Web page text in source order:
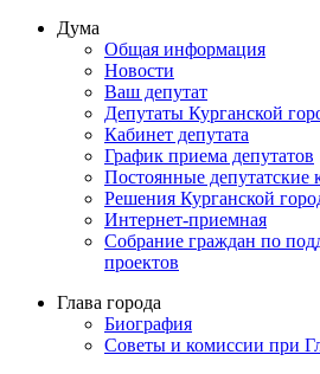
Дума
Общая информация
Новости
Ваш депутат
Депутаты Курганской
Кабинет депутата
График приема депутатов
Постоянные депутатские
Решения Курганской
Интернет-приемная
Собрание граждан по
проектов
Глава города
Биография
Советы и комиссии при